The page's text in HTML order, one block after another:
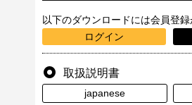
以下のダウンロードには会員登録
ログイン
取扱説明書
japanese